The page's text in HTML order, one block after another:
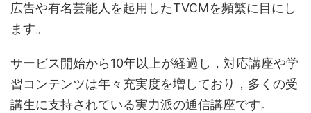
広告や有名芸能人を起用したTVCMを頻繁に目にし
ます。
サービス開始から10年以上が経過し，対応講座や学
習コンテンツは年々充実度を増しており，多くの受
講生に支持されている実力派の通信講座です。